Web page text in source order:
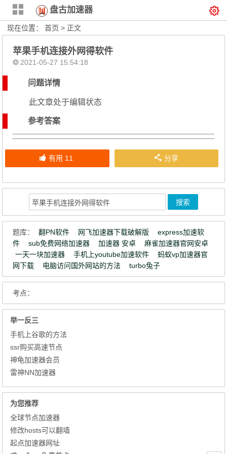
盘古加速器
现在位置：首页 > 正文
苹果手机连接外网得软件
2021-05-27 15:54:18
问题详情
此文章处于编辑状态
参考答案
有用 11 分享
题库： 翻PN软件 网飞加速器下载破解版
express加速软
件
sub免费网络加速器 加速器 安卓
麻雀加速器官网安卓
一天一块加速器
手机上youtube加速软件
蚂蚁vp加速器官
网下载
电脑访问国外网站的方法 turbo兔子
考点：
举一反三
手机上谷歌的方法
ssr购买高速节点
神龟加速器会员
雷神NN加速器
为您推荐
全球节点加速器
修改hosts可以翻墙
起点加速器网址